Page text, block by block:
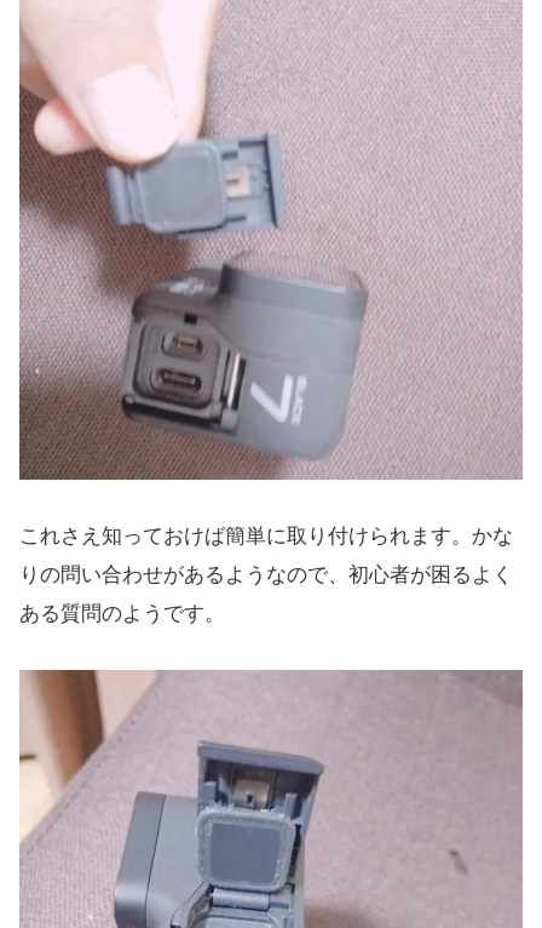
これさえ知っておけば簡単に取り付けられます。かな
りの問い合わせがあるようなので、初心者が困るよく
ある質問のようです。